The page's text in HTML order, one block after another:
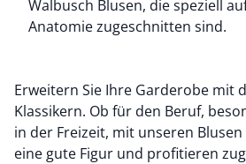
Walbusch Blusen, die speziell
Anatomie zugeschnitten sind.
Erweitern Sie Ihre Garderobe mit
Klassikern. Ob für den Beruf,
in der Freizeit, mit unseren
eine gute Figur und profitieren